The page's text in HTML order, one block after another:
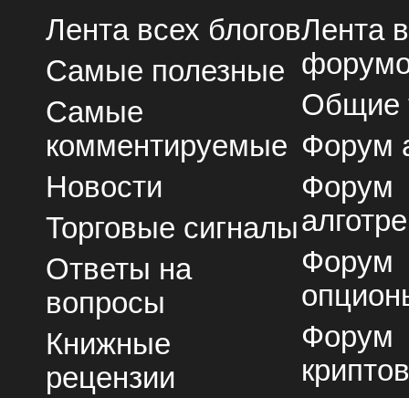
Лента всех блогов
Самые полезные
Самые
комментируемые
Новости
Торговые сигналы
Ответы на
вопросы
Книжные
рецензии
Лента
Общие
Форум
Форум
Форум
Форум